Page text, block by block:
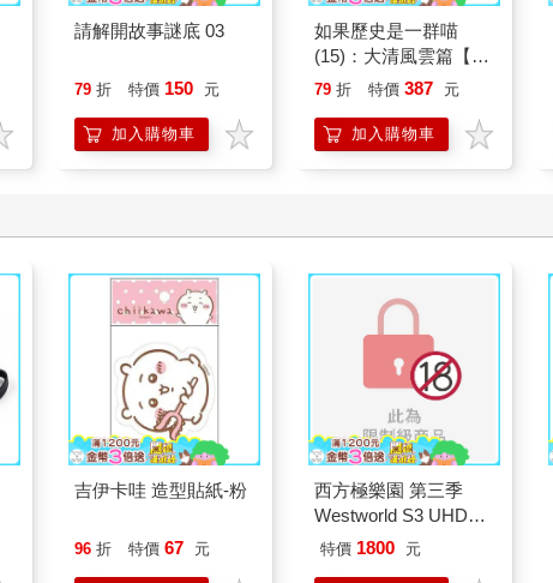
請解開故事謎底 03
79 折 特價 150 元
加入購物車
如果歷史是一群喵
(15)：大清風雲篇【萌
貓漫畫學歷史】
79 折 特價 387 元
加入購物車
吉伊卡哇 造型貼紙-粉
96 折 特價 67 元
西方極樂園 第三季
Westworld S3 UHD＋
BD 六碟限定版
特價 1800 元